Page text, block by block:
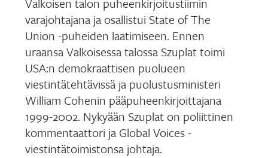
varajohtajana ja osallistui State of The
Union -puheiden laatimiseen. Ennen
uraansa Valkoisessa talossa Szuplat toimi
USA:n demokraattisen puolueen
viestintätehtävissä ja puolustusministeri
William Cohenin pääpuheenkirjoittajana
1999-2002. Nykyään Szuplat on poliittinen
kommentaattori ja Global Voices -
viestintätoimistonsa johtaja.